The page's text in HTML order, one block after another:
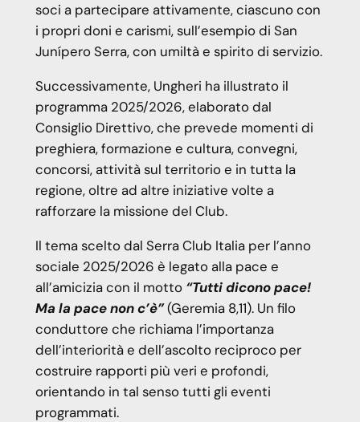
soci a partecipare attivamente, ciascuno con
i propri doni e carismi, sull’esempio di San
Junípero Serra, con umiltà e spirito di servizio.
Successivamente, Ungheri ha illustrato il
programma 2025/2026, elaborato dal
Consiglio Direttivo, che prevede momenti di
preghiera, formazione e cultura, convegni,
concorsi, attività sul territorio e in tutta la
regione, oltre ad altre iniziative volte a
rafforzare la missione del Club.
Il tema scelto dal Serra Club Italia per l’anno
sociale 2025/2026 è legato alla pace e
all’amicizia con il motto “Tutti dicono pace!
Ma la pace non c’è”(Geremia 8,11). Un filo
conduttore che richiama l’importanza
dell’interiorità e dell’ascolto reciproco per
costruire rapporti più veri e profondi,
orientando in tal senso tutti gli eventi
programmati.